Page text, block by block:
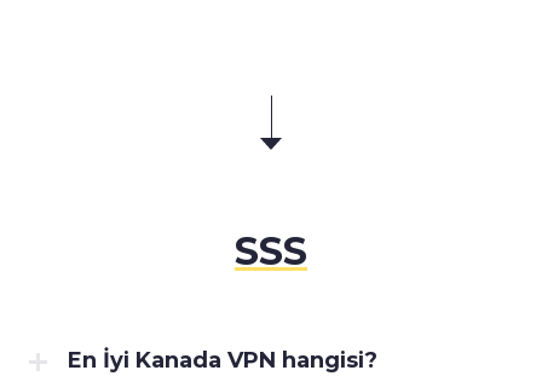
SSS
En İyi Kanada VPN hangisi?